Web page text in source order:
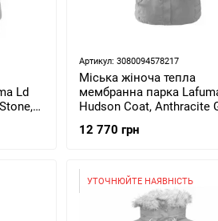
Ld
S
Артикул: 3080094578217
Міська жіноча тепла
мембранна парка
Hudson Coat, Anthracite
12 770 грн
УТОЧНЮЙТЕ НАЯВНІСТЬ